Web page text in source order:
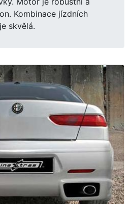
Kombinace jízdních
skvělá.